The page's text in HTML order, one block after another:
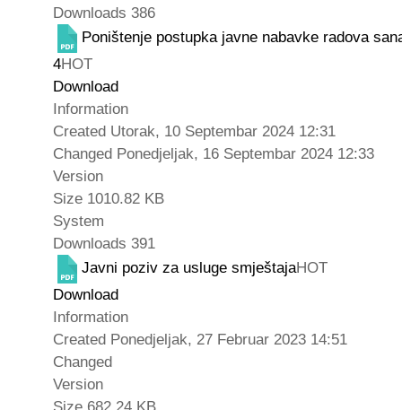
Downloads 386
Poništenje postupka javne nabavke radova
4HOT
Download
Information
Created Utorak, 10 Septembar 2024 12:31
Changed Ponedjeljak, 16 Septembar 2024 12:33
Version
Size 1010.82 KB
System
Downloads 391
Javni poziv za usluge smještajaHOT
Download
Information
Created Ponedjeljak, 27 Februar 2023 14:51
Changed
Version
Size 682.24 KB